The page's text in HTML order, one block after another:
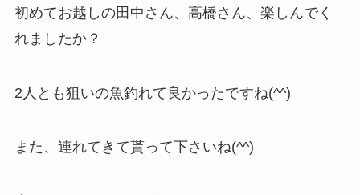
初めてお越しの田中さん、高橋さん、楽しんでく
れましたか？
2人とも狙いの魚釣れて良かったですね(^^)
また、連れてきて貰って下さいね(^^)